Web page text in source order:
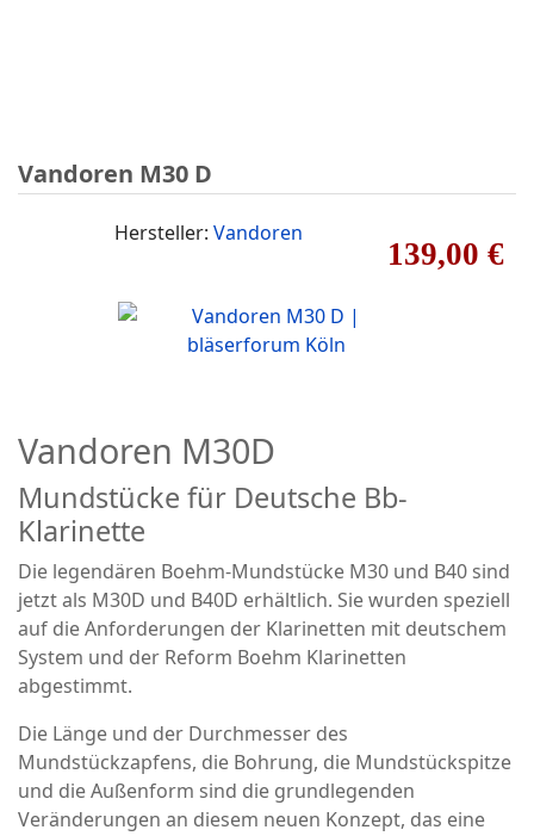
Vandoren M30 D
139,00 €
Hersteller: Vandoren
Vandoren M30D
Mundstücke für Deutsche Bb-
Klarinette
Die legendären Boehm-Mundstücke M30 und B40 sind
jetzt als M30D und B40D erhältlich. Sie wurden speziell
auf die Anforderungen der Klarinetten mit deutschem
System und der Reform Boehm Klarinetten
abgestimmt.
Die Länge und der Durchmesser des
Mundstückzapfens, die Bohrung, die Mundstückspitze
und die Außenform sind die grundlegenden
Veränderungen an diesem neuen Konzept, das eine